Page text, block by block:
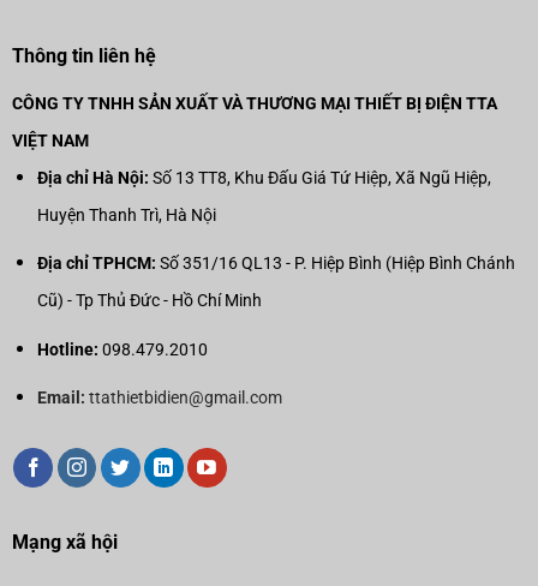
Thông tin liên hệ
CÔNG TY TNHH SẢN XUẤT VÀ THƯƠNG MẠI THIẾT BỊ ĐIỆN TTA
VIỆT NAM
Địa chỉ Hà Nội: Số 13 TT8, Khu Đấu Giá Tứ Hiệp, Xã Ngũ Hiệp,
Huyện Thanh Trì, Hà Nội
Địa chỉ TPHCM: Số 351/16 QL13 - P. Hiệp Bình (Hiệp Bình Chánh
Cũ) - Tp Thủ Đức - Hồ Chí Minh
Hotline: 098.479.2010
Email: ttathietbidien@gmail.com
Mạng xã hội